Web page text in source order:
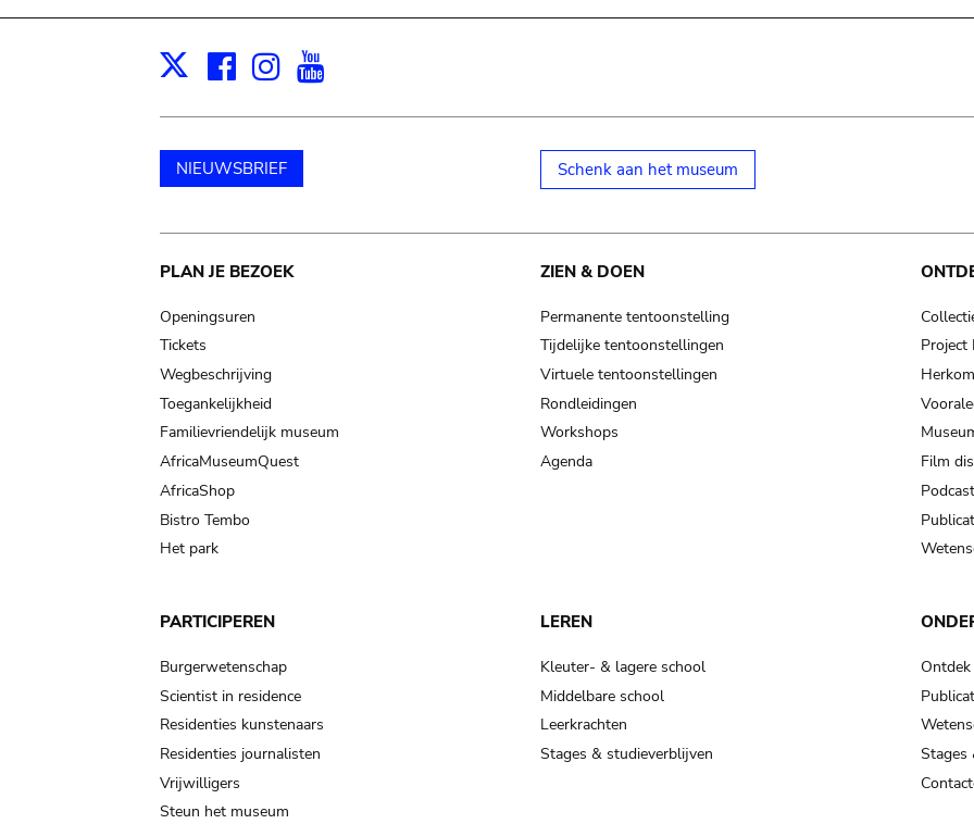
X Facebook
Instagram
NIEUWSBRIEF Schenk aan het museum
Main
navigation
PLAN JE BEZOEK
Openingsuren
Tickets
Wegbeschrijving
Toegankelijkheid
Familievriendelijk museum
AfricaMuseumQuest
AfricaShop
Bistro Tembo
Het park
ZIEN & DOEN
Permanente tentoonstelling
Tijdelijke tentoonstellingen
Virtuele tentoonstellingen
Rondleidingen
Workshops
Agenda
Project
Film
PARTICIPEREN
Burgerwetenschap
Scientist in residence
Residenties kunstenaars
Residenties journalisten
Vrijwilligers
Steun het museum
LEREN
Kleuter- & lagere school
Middelbare school
Leerkrachten
Stages & studieverblijven
Stages